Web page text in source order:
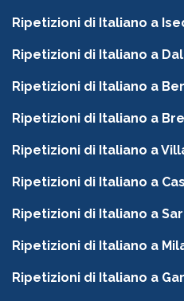
Ripetizioni di Italiano a
Ripetizioni di Italiano a
Ripetizioni di Italiano a
Ripetizioni di Italiano a
Ripetizioni di Italiano a
Ripetizioni di Italiano a
Ripetizioni di Italiano a
Ripetizioni di Italiano a
Ripetizioni di Italiano a